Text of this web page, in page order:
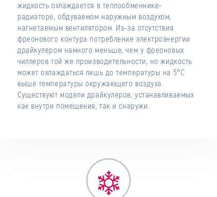
жидкость охлаждается в теплообменнике-
радиаторе, обдуваемом наружным воздухом,
нагнетаемым вентилятором. Из-за отсутствия
фреонового контура потребление электроэнергии
драйкулером намного меньше, чем у фреоновых
чиллеров той же производительности, но жидкость
может охлаждаться лишь до температуры на 5°C
выше температуры окружающего воздуха.
Существуют модели драйкулеров, устанавливаемых
как внутри помещения, так и снаружи.